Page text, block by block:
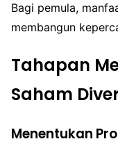
Bagi pemula,
membangun
Tahapan
Saham
Menentukan